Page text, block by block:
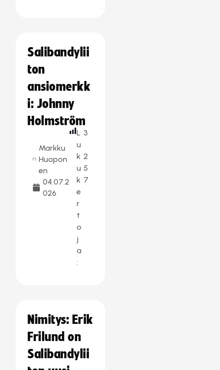
Salibandylii
ton
ansiomerkk
i: Johnny
Holmström
Markku
Huopon
en
04.07.2
026
L
u
k
u
k
e
r
t
o
j
a
:
3
2
5
7
Nimitys: Erik
Frilund on
Salibandylii